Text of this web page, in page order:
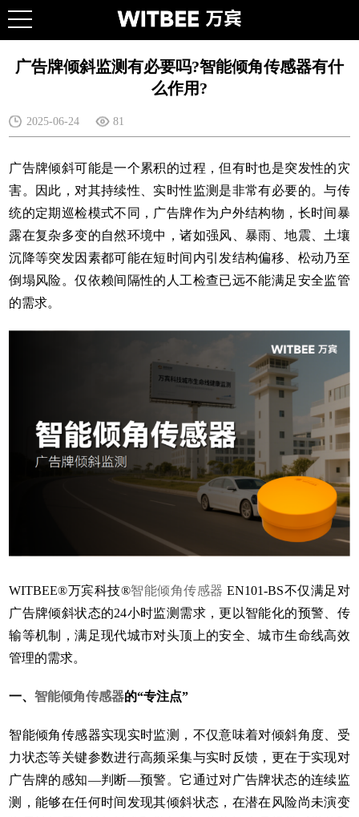
广告牌倾斜监测有必要吗?智能倾角传感器有什
么作用?
2025-06-24 81
广告牌倾斜可能是一个累积的过程，但有时也是突发性的灾
害。因此，对其持续性、实时性监测是非常有必要的。与传
统的定期巡检模式不同，广告牌作为户外结构物，长时间暴
露在复杂多变的自然环境中，诸如强风、暴雨、地震、土壤
沉降等突发因素都可能在短时间内引发结构偏移、松动乃至
倒塌风险。仅依赖间隔性的人工检查已远不能满足安全监管
的需求。
WITBEE®万宾科技®智能倾角传感器 EN101-BS不仅满足对
广告牌倾斜状态的24小时监测需求，更以智能化的预警、传
输等机制，满足现代城市对头顶上的安全、城市生命线高效
管理的需求。
一、智能倾角传感器的“专注点”
智能倾角传感器实现实时监测，不仅意味着对倾斜角度、受
力状态等关键参数进行高频采集与实时反馈，更在于实现对
广告牌的感知—判断—预警。它通过对广告牌状态的连续监
测，能够在任何时间发现其倾斜状态，在潜在风险尚未演变